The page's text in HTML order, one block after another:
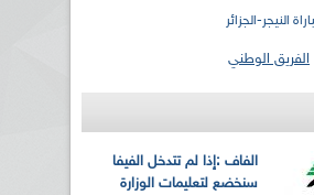
النيجر-الجزائر
الفريق الوطني
الفاف :إذا لم تتدخل الفيفا
سنخضع لتعليمات الوزارة